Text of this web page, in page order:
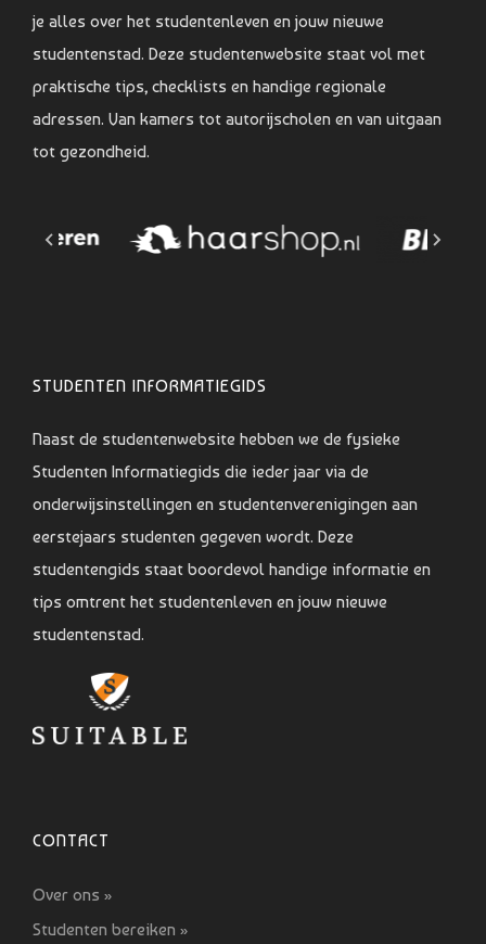
je alles over het studentenleven en jouw nieuwe
studentenstad. Deze studentenwebsite staat vol met
praktische tips, checklists en handige regionale
adressen. Van kamers tot autorijscholen en van uitgaan
tot gezondheid.
STUDENTEN INFORMATIEGIDS
Naast de studentenwebsite hebben we de fysieke
Studenten Informatiegids die ieder jaar via de
onderwijsinstellingen en studentenverenigingen aan
eerstejaars studenten gegeven wordt. Deze
studentengids staat boordevol handige informatie en
tips omtrent het studentenleven en jouw nieuwe
studentenstad.
CONTACT
Over ons »
Studenten bereiken »